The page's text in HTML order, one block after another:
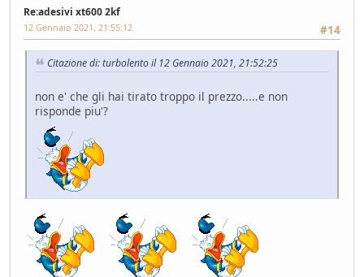
Re:adesivi xt600 2kf
#14
12 Gennaio 2021, 21:55:12
Citazione di: turbolento il 12 Gennaio 2021, 21:52:25
non e' che gli hai tirato troppo il prezzo.....e non
risponde piu'?